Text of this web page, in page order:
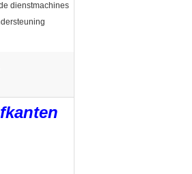
dienstmachines